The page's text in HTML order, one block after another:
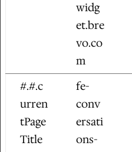
widg
et.bre
vo.co
m
#.#.c
urren
tPage
Title
fe-
conv
ersati
ons-